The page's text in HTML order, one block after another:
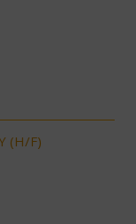
(H/F)